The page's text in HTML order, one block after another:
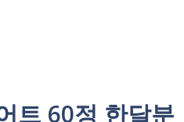
트 60정 한달분